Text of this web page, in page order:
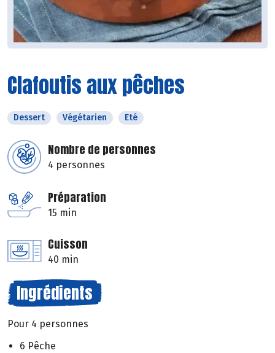
Clafoutis aux pêches
Dessert Végétarien Eté
Nombre de personnes
4 personnes
Préparation
15 min
Cuisson
40 min
Ingrédients
Pour 4 personnes
6 Pêche